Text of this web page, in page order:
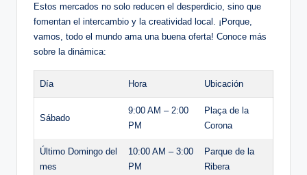
Estos mercados no solo reducen el desperdicio, sino que
fomentan el intercambio y la creatividad local. ¡Porque,
vamos, todo el mundo ama una buena oferta! Conoce más
sobre la dinámica:
Día Hora Ubicación
Sábado
9:00 AM – 2:00
PM
Plaça de la
Corona
Último Domingo del
mes
10:00 AM – 3:00
PM
Parque de la
Ribera